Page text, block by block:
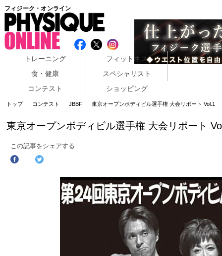
フィジーク・オンライン
トレーニング
フィットネス
食・健康
スペシャリスト
コンテスト
ショッピング
トップ コンテスト JBBF 東京オープンボディビル選手権 大会リポート Vol.1
東京オープンボディビル選手権 大会リポート
この記事をシェアする